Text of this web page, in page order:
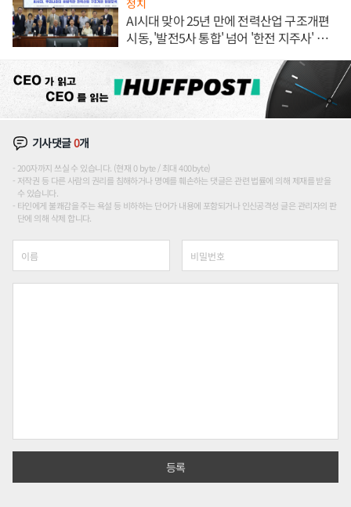
AI시대 맞아 25년 만에 전력산업 구조개편
시동, '발전5사 통합' 넘어 '한전 지주사' 재편
기사댓글0개
200자까지 쓰실 수 있습니다. (현재 0 byte / 최대 400byte)
저작권 등 다른 사람의 권리를 침해하거나 명예를 훼손하는 댓글은 관련 법률에 의해 제재를 받을
수 있습니다.
타인에게 불쾌감을 주는 욕설 등 비하하는 단어가 내용에 포함되거나 인신공격성 글은 관리자의 판
단에 의해 삭제 합니다.